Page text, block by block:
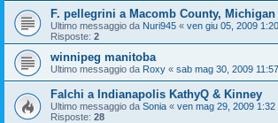
F. pellegrini a Macomb County, Michigan
Ultimo messaggio da Nuri945 « ven giu 05, 2009
Risposte: 2
winnipeg manitoba
Ultimo messaggio da Roxy « sab mag 30, 2009
Falchi a Indianapolis KathyQ & Kinney
Ultimo messaggio da Sonia « ven mag 29, 2009 1:32
Risposte: 28